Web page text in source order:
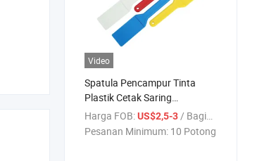
Video
Spatula Pencampur Tinta
Plastik Cetak Saring
Berkualitas Tinggi
Harga FOB:US$2,5-3 / Bagian
Pesanan Minimum: 10 Potong